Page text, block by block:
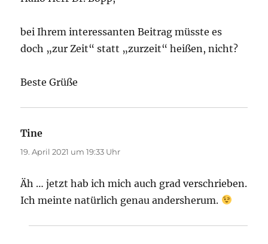
bei Ihrem interessanten Beitrag müsste es
doch „zur Zeit“ statt „zurzeit“ heißen, nicht?
Beste Grüße
Tine
19. April 2021 um 19:33 Uhr
Äh … jetzt hab ich mich auch grad verschrieben.
Ich meinte natürlich genau andersherum.